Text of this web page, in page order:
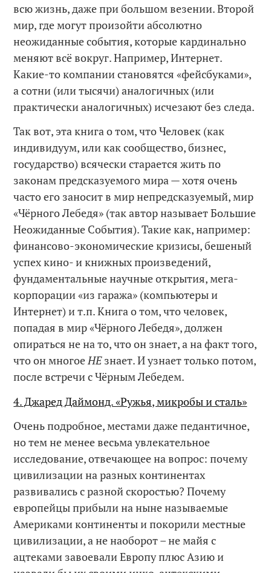
всю жизнь, даже при большом везении. Второй
мир, где могут произойти абсолютно
неожиданные события, которые кардинально
меняют всё вокруг. Например, Интернет.
Какие-то компании становятся «фейсбуками»,
а сотни (или тысячи) аналогичных (или
практически аналогичных) исчезают без следа.
Так вот, эта книга о том, что Человек (как
индивидуум, или как сообщество, бизнес,
государство) всячески старается жить по
законам предсказуемого мира — хотя очень
часто его заносит в мир непредсказуемый, мир
«Чёрного Лебедя» (так автор называет Большие
Неожиданные Cобытия). Такие как, например:
финансово-экономические кризисы, бешеный
успех кино- и книжных произведений,
фундаментальные научные открытия, мега-
корпорации «из гаража» (компьютеры и
Интернет) и т.п. Книга о том, что человек,
попадая в мир «Чёрного Лебедя», должен
опираться не на то, что он знает, а на факт того,
что он многоеНЕзнает. И узнает только потом,
после встречи с Чёрным Лебедем.
4. Джаред Даймонд. «Ружья, микробы и сталь»
Очень подробное, местами даже педантичное,
но тем не менее весьма увлекательное
исследование, отвечающее на вопрос: почему
цивилизации на разных континентах
развивались с разной скоростью? Почему
европейцы прибыли на ныне называемые
Америками континенты и покорили местные
цивилизации, а не наоборот – не майя с
ацтеками завоевали Европу плюс Азию и